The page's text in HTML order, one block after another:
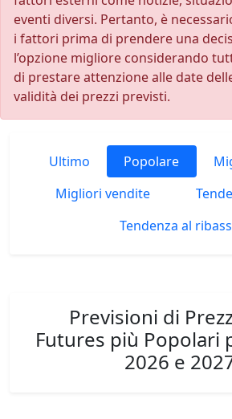
eventi diversi. Pertanto, è
i fattori prima di prendere una
l’opzione migliore considerando
di prestare attenzione alle date
validità dei prezzi previsti.
Ultimo Popolare
Migliori vendite
Tendenza al
Previsioni di
Futures più Popolari
2026 e